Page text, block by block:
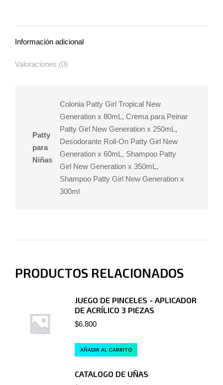
Información adicional
Valoraciones (0)
Patty
para
Niñas
Colonia Patty Girl Tropical New
Generation x 80mL, Crema para Peinar
Patty Girl New Generation x 250mL,
Desodorante Roll-On Patty Girl New
Generation x 60mL, Shampoo Patty
Girl New Generation x 350mL,
Shampoo Patty Girl New Generation x
300ml
PRODUCTOS RELACIONADOS
JUEGO DE PINCELES - APLICADOR
DE ACRÍLICO 3 PIEZAS
$6.800
AÑADIR AL CARRITO
CATALOGO DE UÑAS